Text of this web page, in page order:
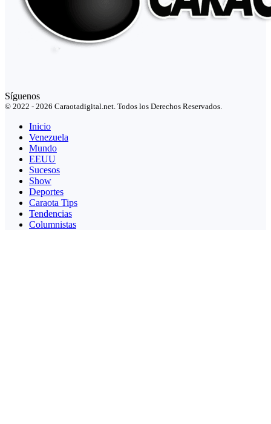
Síguenos
© 2022 - 2026 Caraotadigital.net. Todos los Derechos Reservados.
Inicio
Venezuela
Mundo
EEUU
Sucesos
Show
Deportes
Caraota Tips
Tendencias
Columnistas